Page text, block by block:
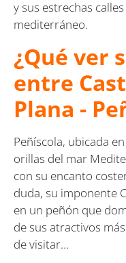
y sus estrechas
mediterráneo.
¿Qué ver
entre
Plana -
Peñíscola, ubicada
orillas del mar
con su encanto
duda, su imponente
en un peñón que
de sus atractivos
de visitar…